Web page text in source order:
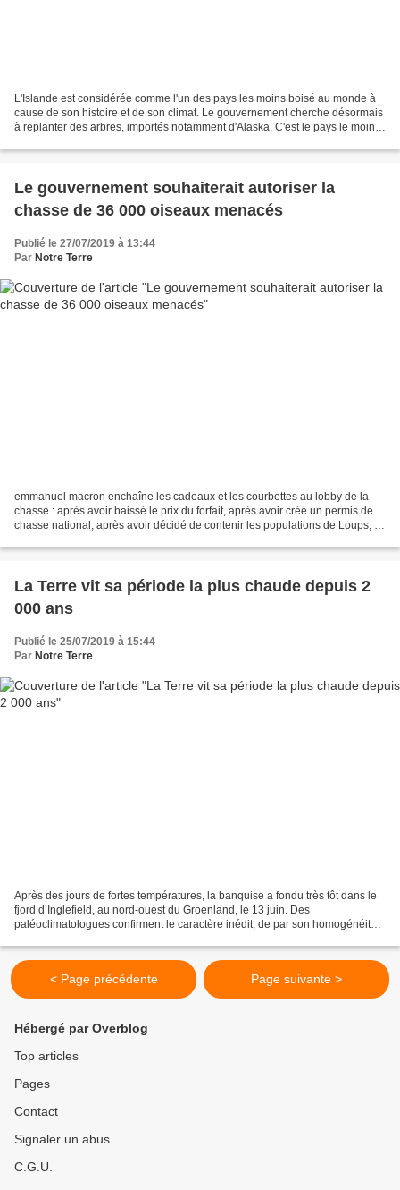
L'Islande est considérée comme l'un des pays les moins boisé au monde à
cause de son histoire et de son climat. Le gouvernement cherche désormais
à replanter des arbres, importés notamment d'Alaska. C'est le pays le moins
Le gouvernement souhaiterait autoriser la
chasse de 36 000 oiseaux menacés
Publié le 27/07/2019 à 13:44
Par Notre Terre
emmanuel macron enchaîne les cadeaux et les courbettes au lobby de la
chasse : après avoir baissé le prix du forfait, après avoir créé un permis de
chasse national, après avoir décidé de contenir les populations de Loups, il
La Terre vit sa période la plus chaude depuis 2
000 ans
Publié le 25/07/2019 à 15:44
Par Notre Terre
Après des jours de fortes températures, la banquise a fondu très tôt dans le
fjord d’Inglefield, au nord-ouest du Groenland, le 13 juin. Des
paléoclimatologues confirment le caractère inédit, de par son homogénéité,
< Page précédente Page suivante >
Hébergé par Overblog
Top articles
Pages
Contact
Signaler un abus
C.G.U.